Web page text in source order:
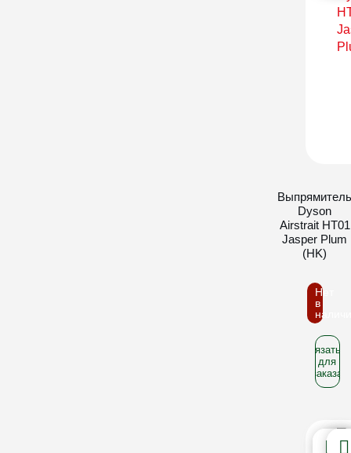
Dyson
Airstrait HT01
Jasper Plum
(HK)
Нет
в
для
заказа